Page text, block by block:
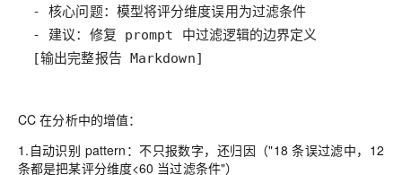
[输出完整报告 Markdown]
CC 在分析中的增值：
1. 自动识别 pattern ：不只报数字，还归因（"18 条误过滤中，12
条都是把某评分维度<60 当过滤条件"）